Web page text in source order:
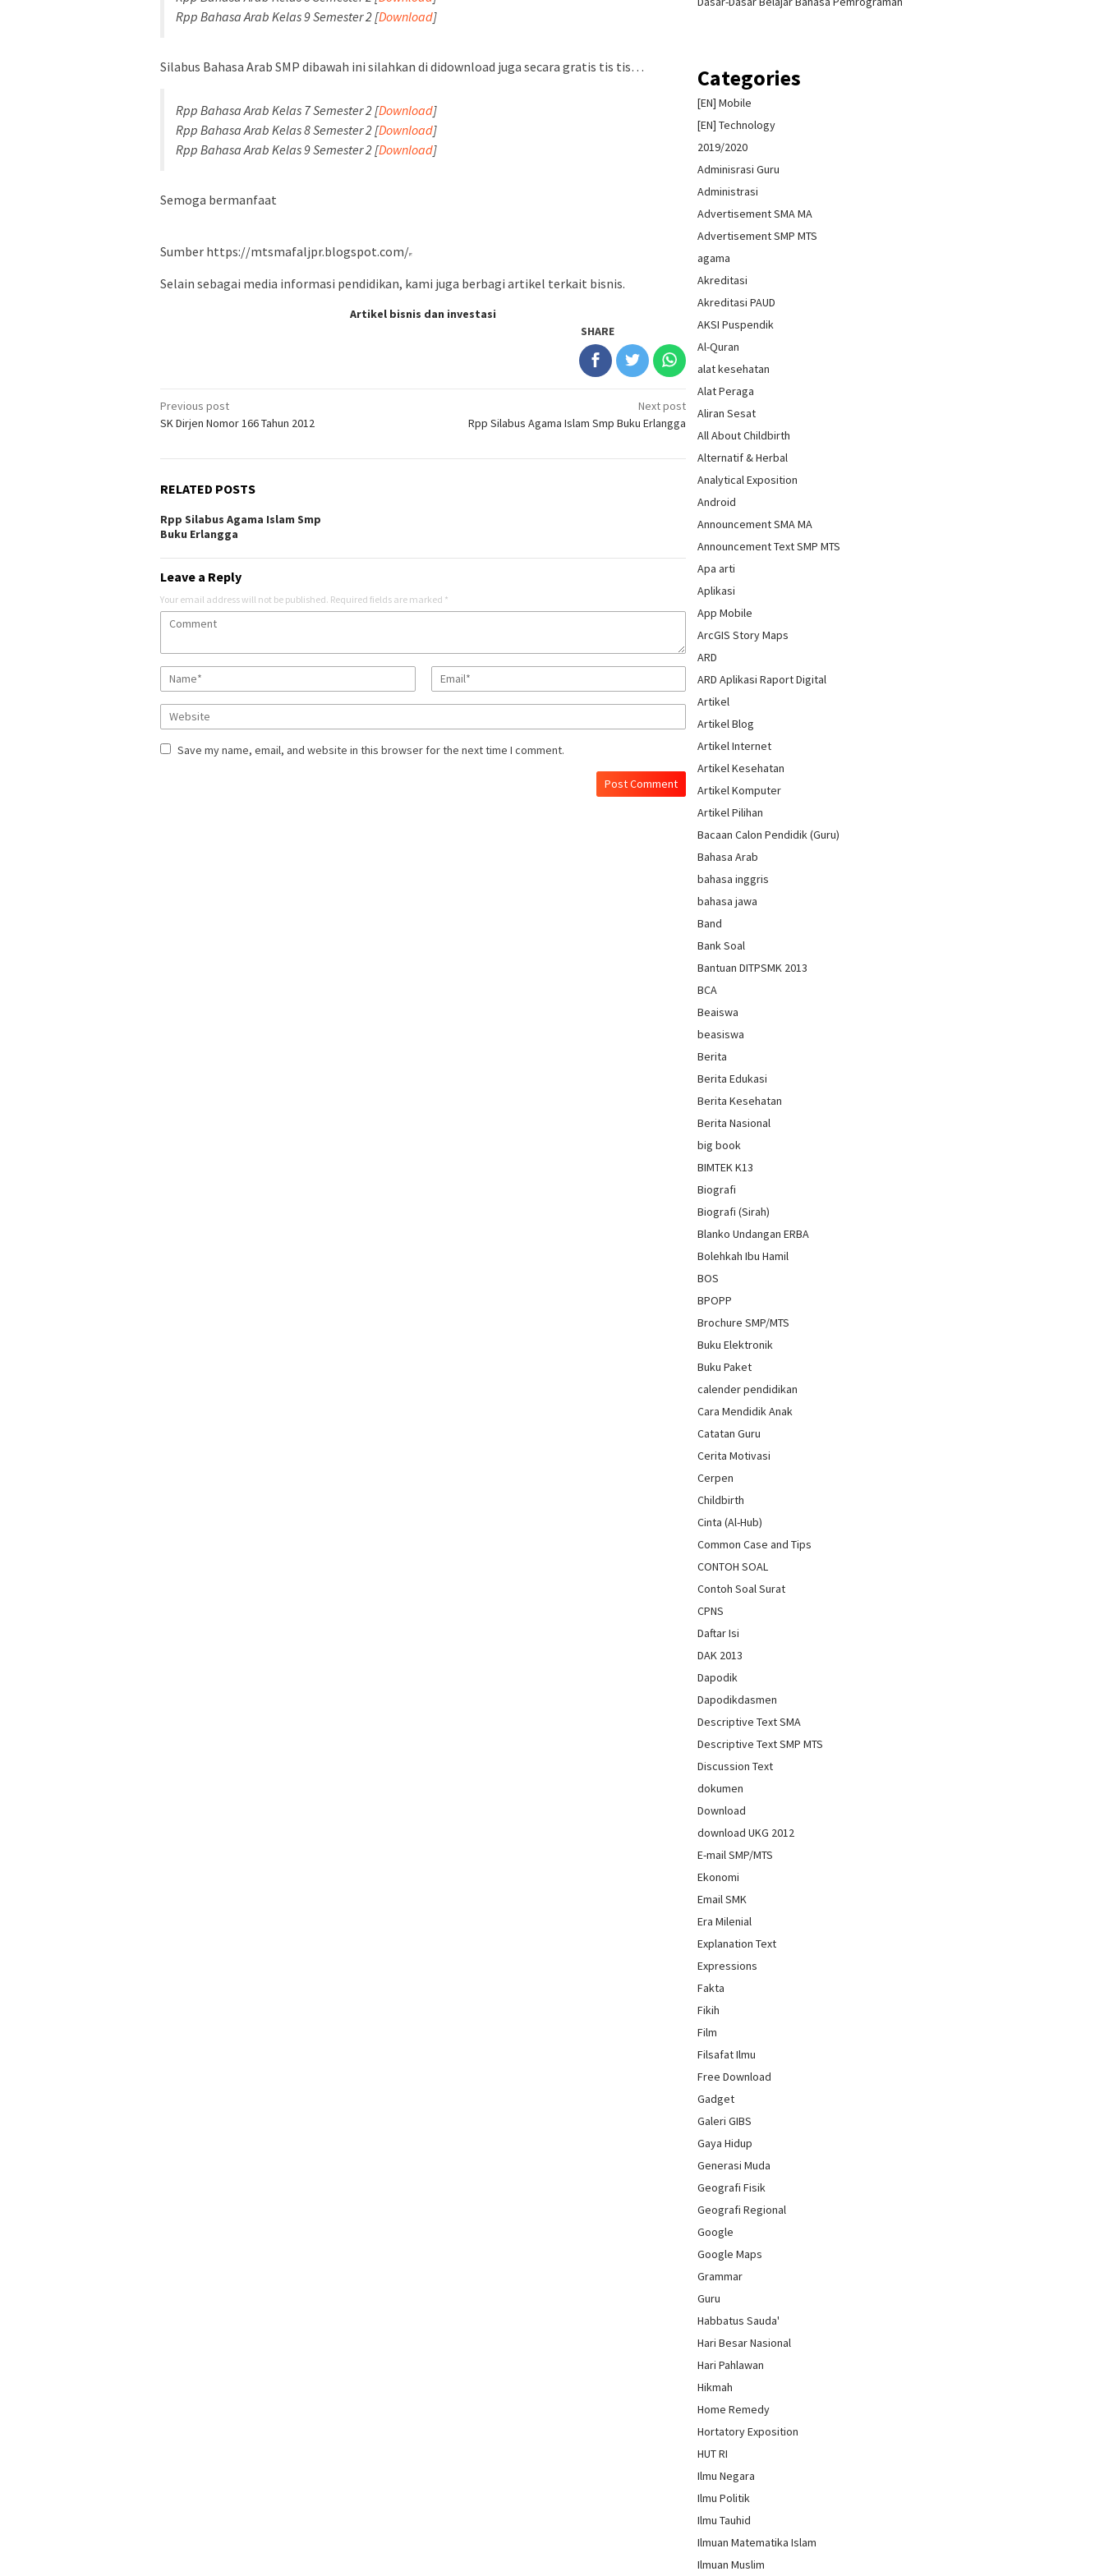
Rpp Bahasa Arab Kelas 9 Semester 2 [Download]
Silabus Bahasa Arab SMP dibawah ini silahkan di didownload juga secara gratis tis tis…
Rpp Bahasa Arab Kelas 7 Semester 2 [Download]
Rpp Bahasa Arab Kelas 8 Semester 2 [Download]
Rpp Bahasa Arab Kelas 9 Semester 2 [Download]
Semoga bermanfaat
Sumber https://mtsmafaljpr.blogspot.com/
Selain sebagai media informasi pendidikan, kami juga berbagi artikel terkait bisnis.
Artikel bisnis dan investasi
SHARE
Post
navigation
Previous post
SK Dirjen Nomor 166 Tahun 2012
Next post
Rpp Silabus Agama Islam Smp Buku Erlangga
RELATED POSTS
Rpp Silabus Agama Islam Smp
Buku Erlangga
Leave a Reply
Your email address will not be published. Required fields are marked *
Save my name, email, and website in this browser for the next time I comment.
Categories
[EN] Mobile
[EN] Technology
2019/2020
Adminisrasi Guru
Administrasi
Advertisement SMA MA
Advertisement SMP MTS
agama
Akreditasi
Akreditasi PAUD
AKSI Puspendik
Al-Quran
alat kesehatan
Alat Peraga
Aliran Sesat
All About Childbirth
Alternatif & Herbal
Analytical Exposition
Android
Announcement SMA MA
Announcement Text SMP MTS
Apa arti
Aplikasi
App Mobile
ArcGIS Story Maps
ARD
ARD Aplikasi Raport Digital
Artikel
Artikel Blog
Artikel Internet
Artikel Kesehatan
Artikel Komputer
Artikel Pilihan
Bacaan Calon Pendidik (Guru)
Bahasa Arab
bahasa inggris
bahasa jawa
Band
Bank Soal
Bantuan DITPSMK 2013
BCA
Beaiswa
beasiswa
Berita
Berita Edukasi
Berita Kesehatan
Berita Nasional
big book
BIMTEK K13
Biografi
Biografi (Sirah)
Blanko Undangan ERBA
Bolehkah Ibu Hamil
BOS
BPOPP
Brochure SMP/MTS
Buku Elektronik
Buku Paket
calender pendidikan
Cara Mendidik Anak
Catatan Guru
Cerita Motivasi
Cerpen
Childbirth
Cinta (Al-Hub)
Common Case and Tips
CONTOH SOAL
Contoh Soal Surat
CPNS
Daftar Isi
DAK 2013
Dapodik
Dapodikdasmen
Descriptive Text SMA
Descriptive Text SMP MTS
Discussion Text
dokumen
Download
download UKG 2012
E-mail SMP/MTS
Ekonomi
Email SMK
Era Milenial
Explanation Text
Expressions
Fakta
Fikih
Film
Filsafat Ilmu
Free Download
Gadget
Galeri GIBS
Gaya Hidup
Generasi Muda
Geografi Fisik
Geografi Regional
Google
Google Maps
Grammar
Guru
Habbatus Sauda'
Hari Besar Nasional
Hari Pahlawan
Hikmah
Home Remedy
Hortatory Exposition
HUT RI
Ilmu Negara
Ilmu Politik
Ilmu Tauhid
Ilmuan Matematika Islam
Ilmuan Muslim